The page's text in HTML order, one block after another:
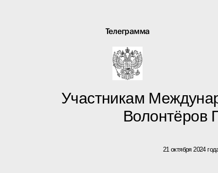
Телеграмма
Участникам
Волонтёров
21 октября 2024